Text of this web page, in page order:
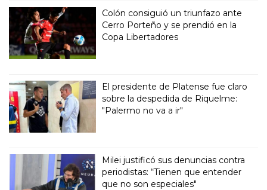
Colón consiguió un triunfazo ante
Cerro Porteño y se prendió en la
Copa Libertadores
El presidente de Platense fue claro
sobre la despedida de Riquelme:
"Palermo no va a ir"
Milei justificó sus denuncias contra
periodistas: “Tienen que entender
que no son especiales"